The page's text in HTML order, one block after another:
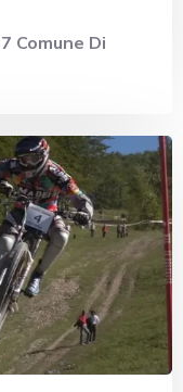
Comune Di